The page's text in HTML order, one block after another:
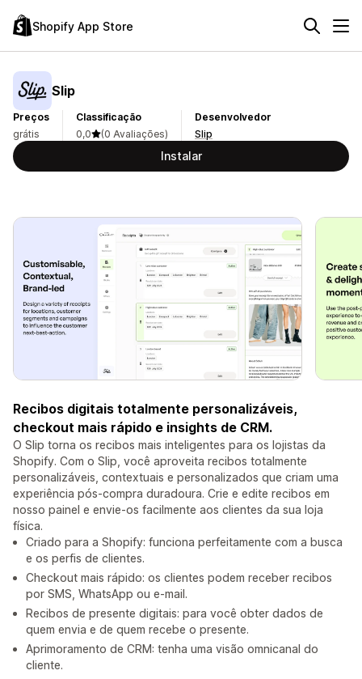
Shopify App Store
Slip
Preços
grátis
Classificação
0,0
(0 Avaliações)
Desenvolvedor
Slip
Instalar
Recibos digitais totalmente personalizáveis,
checkout mais rápido e insights de CRM.
O Slip torna os recibos mais inteligentes para os lojistas da
Shopify. Com o Slip, você aproveita recibos totalmente
personalizáveis, contextuais e personalizados que criam uma
experiência pós-compra duradoura. Crie e edite recibos em
nosso painel e envie-os facilmente aos clientes da sua loja
física.
Criado para a Shopify: funciona perfeitamente com a busca
e os perfis de clientes.
Checkout mais rápido: os clientes podem receber recibos
por SMS, WhatsApp ou e-mail.
Recibos de presente digitais: para você obter dados de
quem envia e de quem recebe o presente.
Aprimoramento de CRM: tenha uma visão omnicanal do
cliente.